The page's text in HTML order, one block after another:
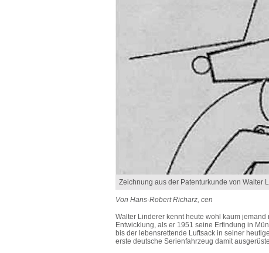
Zeichnung aus der Patenturkunde von Walter
Von Hans-Robert Richarz, cen
Walter Linderer kennt heute wohl kaum
Entwicklung, als er 1951 seine Erfindung in
bis der lebensrettende Luftsack in seiner
erste deutsche Serienfahrzeug damit